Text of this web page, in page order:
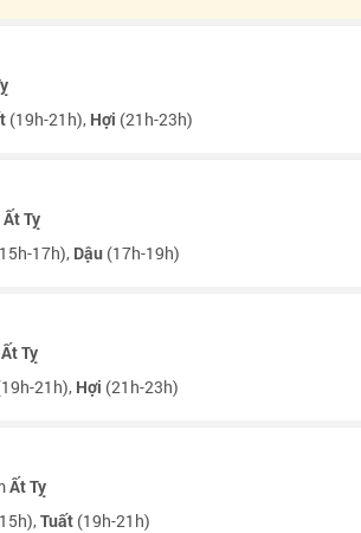
(19h-21h), Hợi (21h-23h)
Ất Tỵ
17h), Dậu (17h-19h)
Ất Tỵ
21h), Hợi (21h-23h)
Ất Tỵ
Tuất (19h-21h)